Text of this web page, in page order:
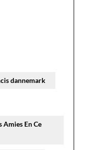
dannemark
Amies En Ce